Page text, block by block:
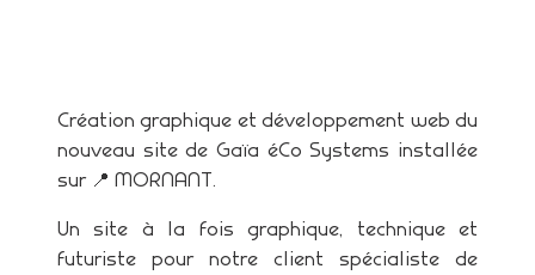
Création graphique et développement web du
nouveau site de Gaïa éCo Systems installée
sur 📍 MORNANT.
Un site à la fois graphique, technique et
futuriste pour notre client spécialiste de